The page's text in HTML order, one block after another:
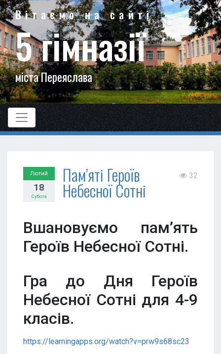
Вітаємо на сайті
5 гімназії
міста Переяслава
Лютий
18
Субота
Пам’яті Героїв
Небесної Сотні
32
Вшановуємо пам’ять
Героїв Небесної Сотні.
Гра до Дня Героїв
Небесної Сотні для 4-9
класів.
https://learningapps.org/watch?v=prw9s68sc23